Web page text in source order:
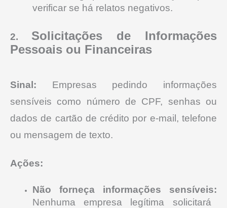
verificar se há relatos negativos.
2. Solicitações de Informações
Pessoais ou Financeiras
Sinal: Empresas pedindo informações
sensíveis como número de CPF, senhas ou
dados de cartão de crédito por e-mail, telefone
ou mensagem de texto.
Ações:
Não forneça informações sensíveis:
Nenhuma empresa legítima solicitará